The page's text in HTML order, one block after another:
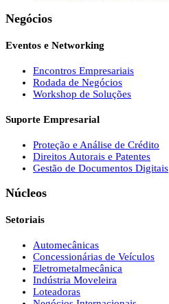
Negócios
Eventos e Networking
Encontros Empresariais
Rodada de Negócios
Workshop de Soluções
Suporte Empresarial
Proteção e Análise de Crédito
Direitos Autorais e Patentes
Gestão de Documentos Digitais
Núcleos
Setoriais
Automecânicas
Concessionárias de Veículos
Eletrometalmecânica
Indústria Moveleira
Loteadoras